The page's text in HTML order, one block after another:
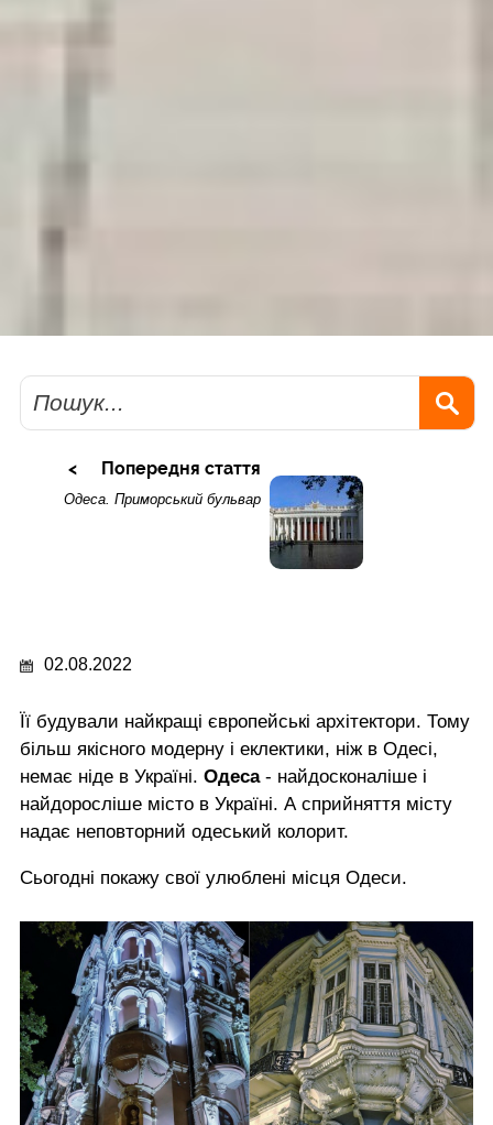
Пошук
Попередня стаття
Одеса. Приморський бульвар
02.08.2022
Її будували найкращі європейські архітектори. Тому
більш якісного модерну і еклектики, ніж в Одесі,
немає ніде в Україні. Одеса - найдосконаліше і
найдоросліше місто в Україні. А сприйняття місту
надає неповторний одеський колорит.
Сьогодні покажу свої улюблені місця Одеси.